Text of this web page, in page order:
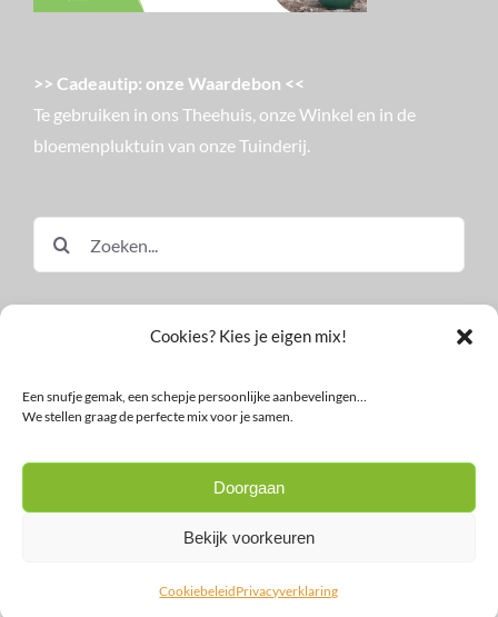
Cookies? Kies je eigen mix!
Een snufje gemak, een schepje persoonlijke aanbevelingen…
We stellen graag de perfecte mix voor je samen.
Doorgaan
Bekijk voorkeuren
CookiebeleidPrivacyverklaring
>> Cadeautip: onze Waardebon <<
Te gebruiken in ons Theehuis, onze Winkel en in de
bloemenpluktuin van onze Tuinderij.